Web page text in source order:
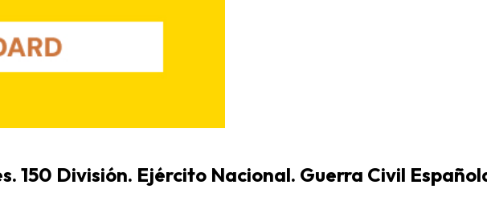
150 División. Ejército Nacional. Guerra Civil